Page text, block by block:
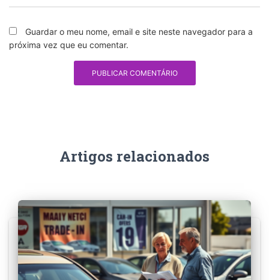
Guardar o meu nome, email e site neste navegador para a
próxima vez que eu comentar.
Artigos relacionados